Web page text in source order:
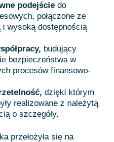
podejście do
połączone ze
wysoką dostępnością
budujący
bezpieczeństwa w
procesów finansowo-
dzięki którym
realizowane z należytą
o szczegóły.
przełożyła się na